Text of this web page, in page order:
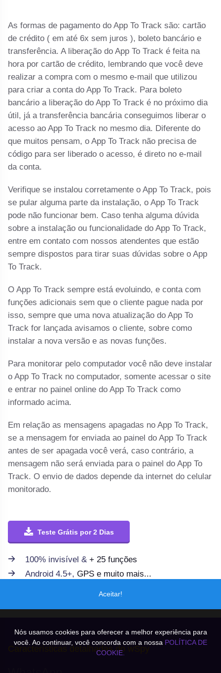
As formas de pagamento do App To Track são: cartão
de crédito ( em até 6x sem juros ), boleto bancário e
transferência. A liberação do App To Track é feita na
hora por cartão de crédito, lembrando que você deve
realizar a compra com o mesmo e-mail que utilizou
para criar a conta do App To Track. Para boleto
bancário a liberação do App To Track é no próximo dia
útil, já a transferência bancária conseguimos liberar o
acesso ao App To Track no mesmo dia. Diferente do
que muitos pensam, o App To Track não precisa de
código para ser liberado o acesso, é direto no e-mail
da conta.
Verifique se instalou corretamente o App To Track, pois
se pular alguma parte da instalação, o App To Track
pode não funcionar bem. Caso tenha alguma dúvida
sobre a instalação ou funcionalidade do App To Track,
entre em contato com nossos atendentes que estão
sempre dispostos para tirar suas dúvidas sobre o App
To Track.
O App To Track sempre está evoluindo, e conta com
funções adicionais sem que o cliente pague nada por
isso, sempre que uma nova atualização do App To
Track for lançada avisamos o cliente, sobre como
instalar a nova versão e as novas funções.
Para monitorar pelo computador você não deve instalar
o App To Track no computador, somente acessar o site
e entrar no painel online do App To Track como
informado acima.
Em relação as mensagens apagadas no App To Track,
se a mensagem for enviada ao painel do App To Track
antes de ser apagada você verá, caso contrário, a
mensagem não será enviada para o painel do App To
Track. O envio de dados depende da internet do celular
monitorado.
Teste Grátis por 2 Dias
100% invisível & + 25 funções
Android 4.5+, GPS e muito mais...
Características detalhadas do wSpy
Aceitar!
Nós usamos cookies para oferecer a melhor experiência para
você. Ao continuar, você concorda com a nossa POLÍTICA DE
COOKIE.